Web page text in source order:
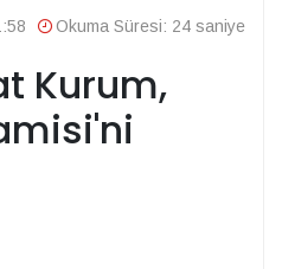
Okuma Süresi: 24 saniye
Kurum,